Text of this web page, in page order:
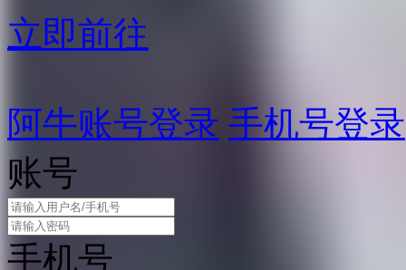
立即前往
阿牛账号登录 手机号登录
账号
手机号